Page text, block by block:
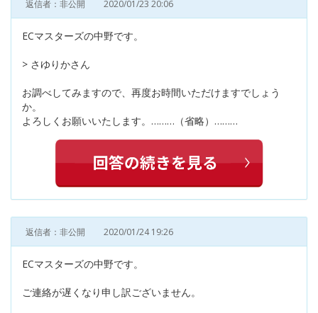
返信者：非公開 2020/01/23 20:06
ECマスターズの中野です。
> さゆりかさん
お調べしてみますので、再度お時間いただけますでしょう
か。
よろしくお願いいたします。………（省略）………
返信者：非公開 2020/01/24 19:26
ECマスターズの中野です。
ご連絡が遅くなり申し訳ございません。